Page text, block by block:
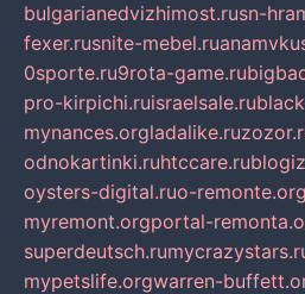
bulgarianedvizhimost.rusn-
fexer.rusnite-mebel.ru
0sporte.ru9rota-game.ru
pro-kirpichi.ruisraelsale.ru
mynances.orgladalike.ru
odnokartinki.ruhtccare.ru
oysters-digital.ruo-remonte.org
myremont.orgportal-
superdeutsch.ru
mypetslife.orgwarren-